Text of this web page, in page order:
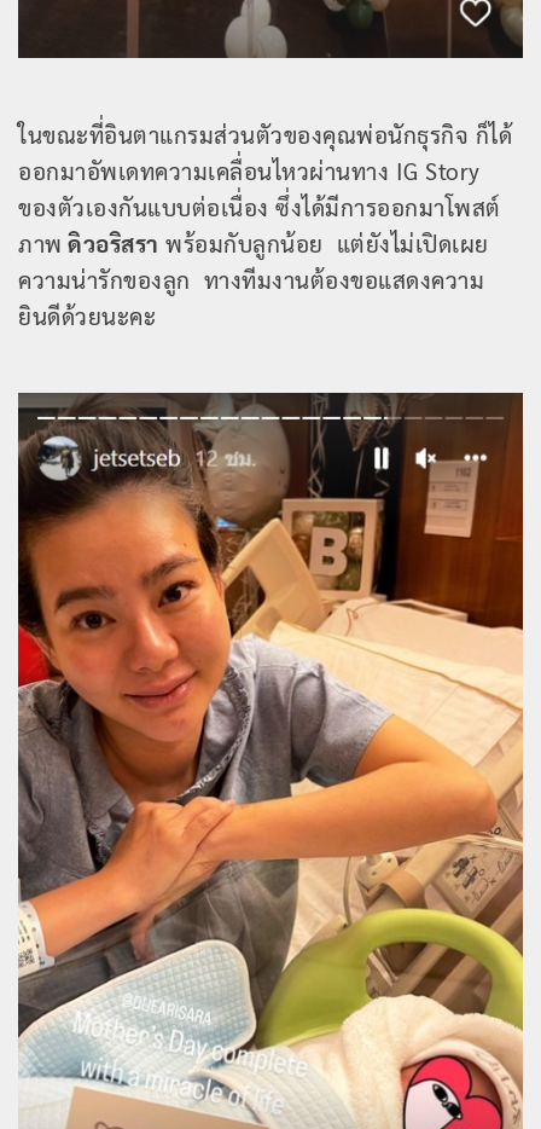
ในขณะที่อินตาแกรมส่วนตัวของคุณพ่อนักธุรกิจ ก็ได้
ออกมาอัพเดทความเคลื่อนไหวผ่านทาง IG Story
ของตัวเองกันแบบต่อเนื่อง ซึ่งได้มีการออกมาโพสต์
ภาพ ดิวอริสรา พร้อมกับลูกน้อย แต่ยังไม่เปิดเผย
ความน่ารักของลูก ทางทีมงานต้องขอแสดงความ
ยินดีด้วยนะคะ